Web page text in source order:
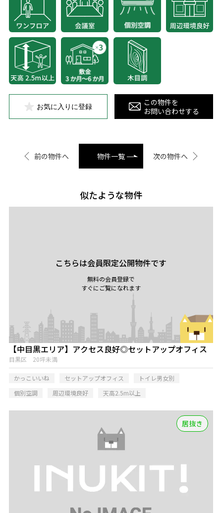
お気に入りに登録
この物件を
お問い合わせする
前の物件へ 物件一覧 次の物件へ
似たような物件
こちらは会員限定公開物件です
無料の会員登録で
すぐにご覧になれます
【中目黒エリア】アクセス良好◎セットアップオフィス
目黒区 20坪未満
かっこいいね セットアップオフィス
トイレ男女別
個別空調
周辺環境良好 天高2.5m以上
居抜き